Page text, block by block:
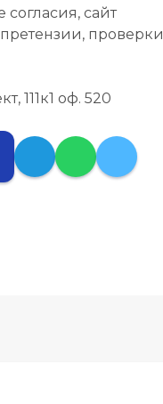
сайт
проверки
111к1 оф. 520